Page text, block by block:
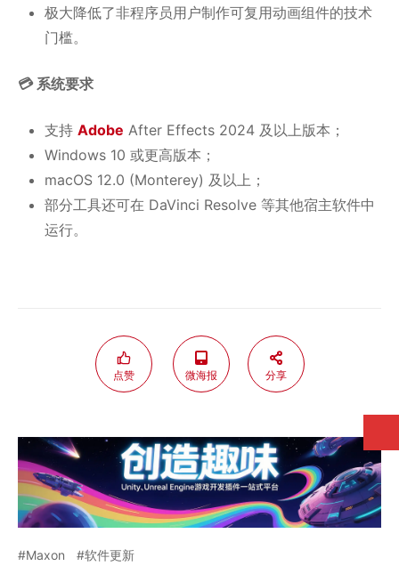
极大降低了非程序员用户制作可复用动画组件的技术
门槛。
💳 系统要求
支持 Adobe After Effects 2024 及以上版本；
Windows 10 或更高版本；
macOS 12.0 (Monterey) 及以上；
部分工具还可在 DaVinci Resolve 等其他宿主软件中
运行。
点赞 微海报 分享
Maxon 软件更新